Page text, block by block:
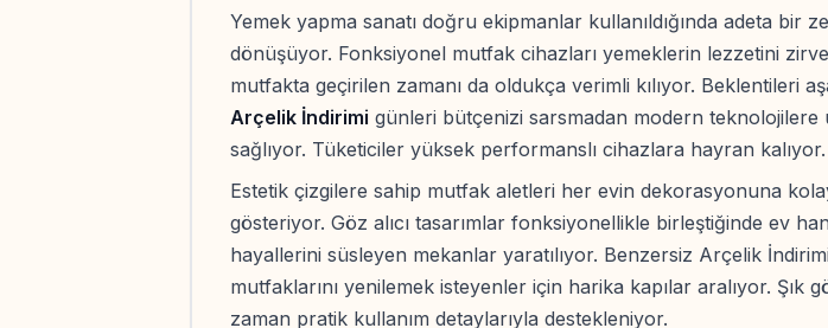
Yemek yapma sanatı doğru ekipmanlar kullanıldığında adeta bir
dönüşüyor. Fonksiyonel mutfak cihazları yemeklerin lezzetini
mutfakta geçirilen zamanı da oldukça verimli kılıyor. Beklentileri
Arçelik İndirimi günleri bütçenizi sarsmadan modern teknolojilere
sağlıyor. Tüketiciler yüksek performanslı cihazlara hayran kalıyor.
Estetik çizgilere sahip mutfak aletleri her evin dekorasyonuna
gösteriyor. Göz alıcı tasarımlar fonksiyonellikle birleştiğinde ev
hayallerini süsleyen mekanlar yaratılıyor. Benzersiz Arçelik İndirimi
mutfaklarını yenilemek isteyenler için harika kapılar aralıyor. Şık
zaman pratik kullanım detaylarıyla destekleniyor.